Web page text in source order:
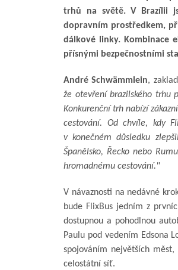
trhů na světě. V Brazílii
dopravním prostředkem,
dálkové linky. Kombinace
přísnými bezpečnostními
André Schwämmlein,
že otevření brazilského trhu
Konkurenční trh nabízí
cestování. Od chvíle, kdy
v konečném důsledku
Španělsko, Řecko nebo
hromadnému cestování."
V návaznosti na nedávné
bude FlixBus jedním z
dostupnou a pohodlnou
Paulu pod vedením Edsona
spojováním největších
celostátní síť.